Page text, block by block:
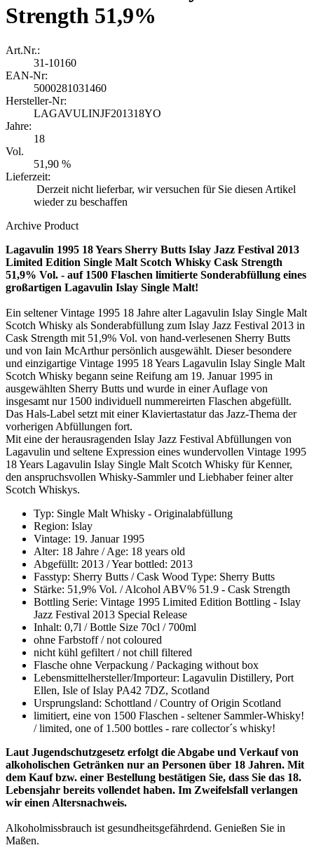
Strength 51,9%
Art.Nr.:
31-10160
EAN-Nr:
5000281031460
Hersteller-Nr:
LAGAVULINJF201318YO
Jahre:
18
Vol.
51,90 %
Lieferzeit:
Derzeit nicht lieferbar, wir versuchen für Sie diesen Artikel
wieder zu beschaffen
Archive Product
Lagavulin 1995 18 Years Sherry Butts Islay Jazz Festival 2013
Limited Edition Single Malt Scotch Whisky Cask Strength
51,9% Vol. - auf 1500 Flaschen limitierte Sonderabfüllung eines
großartigen Lagavulin Islay Single Malt!
Ein seltener Vintage 1995 18 Jahre alter Lagavulin Islay Single Malt
Scotch Whisky als Sonderabfüllung zum Islay Jazz Festival 2013 in
Cask Strength mit 51,9% Vol. von hand-verlesenen Sherry Butts
und von Iain McArthur persönlich ausgewählt. Dieser besondere
und einzigartige Vintage 1995 18 Years Lagavulin Islay Single Malt
Scotch Whisky begann seine Reifung am 19. Januar 1995 in
ausgewählten Sherry Butts und wurde in einer Auflage von
insgesamt nur 1500 individuell nummereirten Flaschen abgefüllt.
Das Hals-Label setzt mit einer Klaviertastatur das Jazz-Thema der
vorherigen Abfüllungen fort.
Mit eine der herausragenden Islay Jazz Festival Abfüllungen von
Lagavulin und seltene Expression eines wundervollen Vintage 1995
18 Years Lagavulin Islay Single Malt Scotch Whisky für Kenner,
den anspruchsvollen Whisky-Sammler und Liebhaber feiner alter
Scotch Whiskys.
Typ: Single Malt Whisky - Originalabfüllung
Region: Islay
Vintage: 19. Januar 1995
Alter: 18 Jahre / Age: 18 years old
Abgefüllt: 2013 / Year bottled: 2013
Fasstyp: Sherry Butts / Cask Wood Type: Sherry Butts
Stärke: 51,9% Vol. / Alcohol ABV% 51.9 - Cask Strength
Bottling Serie: Vintage 1995 Limited Edition Bottling - Islay
Jazz Festival 2013 Special Release
Inhalt: 0,7l / Bottle Size 70cl / 700ml
ohne Farbstoff / not coloured
nicht kühl gefiltert / not chill filtered
Flasche ohne Verpackung / Packaging without box
Lebensmittelhersteller/Importeur: Lagavulin Distillery, Port
Ellen, Isle of Islay PA42 7DZ, Scotland
Ursprungsland: Schottland / Country of Origin Scotland
limitiert, eine von 1500 Flaschen - seltener Sammler-Whisky!
/ limited, one of 1.500 bottles - rare collector´s whisky!
Laut Jugendschutzgesetz erfolgt die Abgabe und Verkauf von
alkoholischen Getränken nur an Personen über 18 Jahren. Mit
dem Kauf bzw. einer Bestellung bestätigen Sie, dass Sie das 18.
Lebensjahr bereits vollendet haben. Im Zweifelsfall verlangen
wir einen Altersnachweis.
Alkoholmissbrauch ist gesundheitsgefährdend. Genießen Sie in
Maßen.